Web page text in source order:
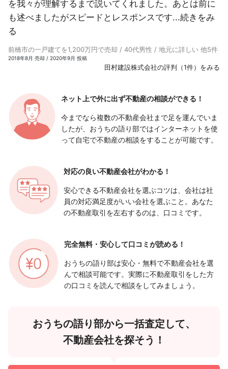
を我々が理解するまで説いてくれました。あとは前に
も述べましたがスピードとレスポンスです...続きをみ
る
前橋市の一戸建てを1,200万円で売却 / 40代男性 / 地元に詳しい 他5件
2018年8月 売却 / 2020年9月 投稿
田村建設株式会社の評判（1件）をみる
ネット上で外に出ず不動産の相談ができる！
今までなら複数の不動産会社まで足を運んでいま
したが、おうちの語り部ではインターネットを使
って自宅で不動産の相談をすることが可能です。
対応の良い不動産会社がわかる！
安心できる不動産会社を選ぶコツは、会社は社
員の対応満足度がいい会社を選ぶこと。あなた
の不動産取引を左右するのは、口コミです。
完全無料・安心して口コミが読める！
おうちの語り部は安心・無料で不動産会社を選
んで相談可能です。実際に不動産取引をした方
の口コミを読んで相談をしてみましょう。
おうちの語り部から一括査定して、
不動産会社を探そう！